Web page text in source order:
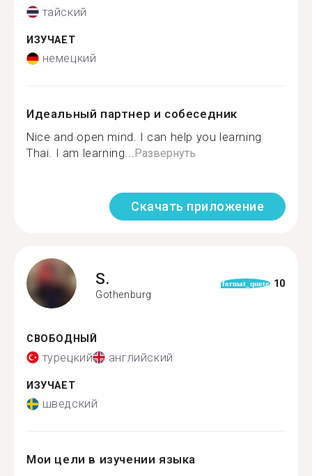
тайский
ИЗУЧАЕТ
немецкий
Идеальный партнер и собеседник
Nice and open mind. I can help you learning
Thai. I am learning...Развернуть
Скачать приложение
S.
Gothenburg
format_quote 10
СВОБОДНЫЙ
турецкий английский
ИЗУЧАЕТ
шведский
Мои цели в изучении языка